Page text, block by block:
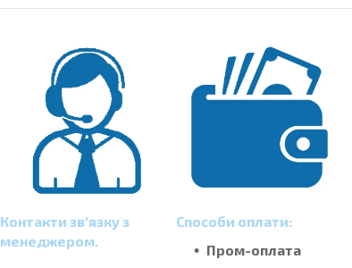
Контакти зв'язку з
менеджером.
Способи оплати:
Пром-оплата